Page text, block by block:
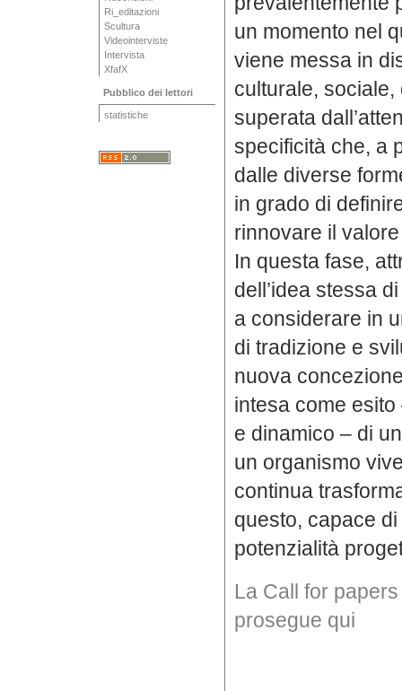
Ri_editazioni
Scultura
Videointerviste
Intervista
XfafX
Pubblico dei lettori
statistiche
un momento nel
viene messa in
culturale,
superata
specificità che, a
dalle diverse
in grado di
rinnovare il
In questa fase,
dell’idea stessa
a considerare in
di tradizione e
nuova
intesa come
e dinamico – di
un organismo
continua
questo, capace
potenzialità
La Call for
prosegue qui